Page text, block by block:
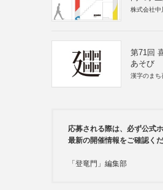
株式会社中
第71回
あそび
漢字のまち
応募される際は、必ず公式
最新の開催情報をご確認くだ
「登竜門」編集部